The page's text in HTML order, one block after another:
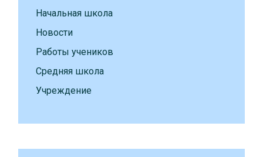
Начальная школа
Новости
Работы учеников
Средняя школа
Учреждение